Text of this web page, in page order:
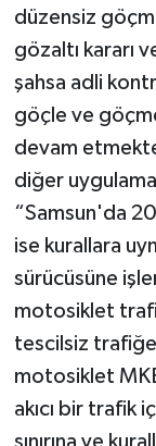
düzensiz
gözaltı kararı
şahsa adli
göçle ve
devam
diğer
“Samsun'da
ise kurallara
sürücüsüne
motosiklet
tescilsiz trafiğe
motosiklet
akıcı bir trafik
sınırına ve